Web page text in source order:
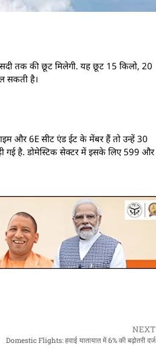
तक की छूट मिलेगी. यह छूट 15 किलो, 20
सकती है।
और 6E सीट एंड ईट के मेंबर हैं तो उन्‍हें 30
गई है. डोमेस्टिक सेक्‍टर में इसके लिए 599 और
NEXT
Domestic Flights: हवाई यातायात में 6% की बढ़ोतरी दर्ज